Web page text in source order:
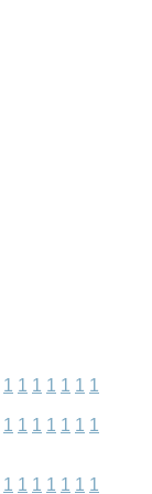
1 1 1 1 1 1 1
1 1 1 1 1 1 1
1 1 1 1 1 1 1